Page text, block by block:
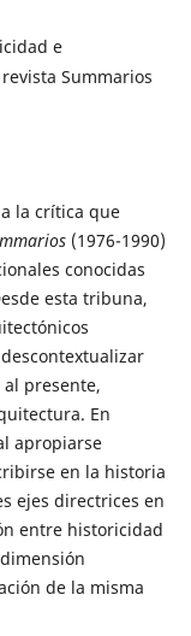
e
Summarios
la crítica que
(1976-1990)
conocidas
esta tribuna,
presente,
En
apropiarse
en la historia
ejes directrices en
entre historicidad
de la misma